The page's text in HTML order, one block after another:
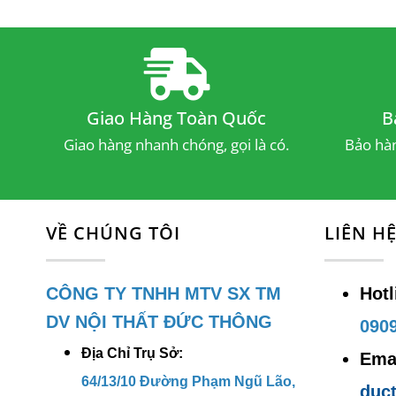
Liên
Giao Hàng Toàn Quốc
Giao hàng nhanh chóng, gọi là có.
Bảo
VỀ CHÚNG TÔI
CÔNG TY TNHH MTV SX TM
DV NỘI THẤT ĐỨC THÔNG
Địa Chỉ Trụ Sở:
64/13/10 Đường Phạm Ngũ Lão,
LIÊN HỆ